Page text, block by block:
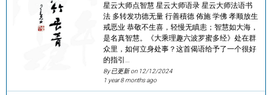
星云大师点智慧 星云大师语录 星云大师法语书
法 多转发功德无量 行善積德 佈施 学佛 孝顺放生
戒恶业 恭敬不生喜，轻慢无瞋恚；智慧如大海，
是名真智慧。《大乘理趣六波罗蜜多经》处在群
众里，如何立身处事？这首偈语给予了一个很好
的指引…
By 已更新 on 12/12/2024
1 year 8 months ago